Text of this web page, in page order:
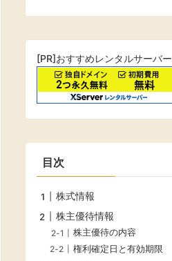
[PR]おすすめレンタルサーバー
目次
株式情報
株主優待情報
株主優待の内容
権利確定日と有効期限